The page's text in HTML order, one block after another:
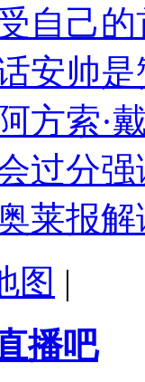
自己
安帅
方索·
过分
莱报
图 |
播吧